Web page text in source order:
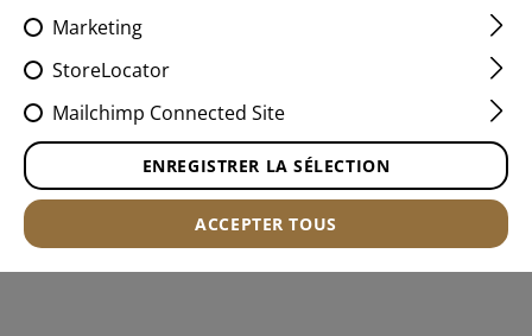
Marketing
StoreLocator
Mailchimp Connected Site
ENREGISTRER LA SÉLECTION
ACCEPTER TOUS